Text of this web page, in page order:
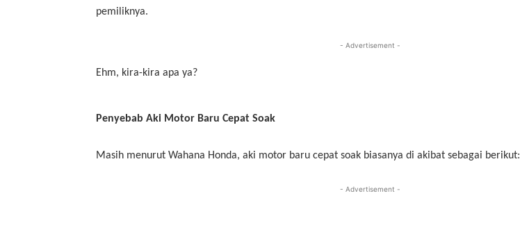
pemiliknya.
- Advertisement -
Ehm, kira-kira apa ya?
Penyebab Aki Motor Baru Cepat Soak
Masih menurut Wahana Honda, aki motor baru cepat soak biasanya di akibat sebagai berikut:
- Advertisement -